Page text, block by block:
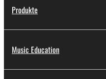
Produkte
Music Education